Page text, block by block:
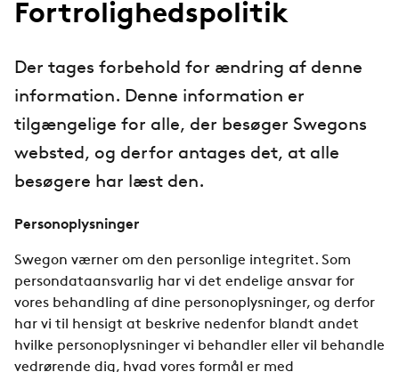
Fortrolighedspolitik
Der tages forbehold for ændring af denne
information. Denne information er
tilgængelige for alle, der besøger Swegons
websted, og derfor antages det, at alle
besøgere har læst den.
Personoplysninger
Swegon værner om den personlige integritet. Som
persondataansvarlig har vi det endelige ansvar for
vores behandling af dine personoplysninger, og derfor
har vi til hensigt at beskrive nedenfor blandt andet
hvilke personoplysninger vi behandler eller vil behandle
vedrørende dig, hvad vores formål er med